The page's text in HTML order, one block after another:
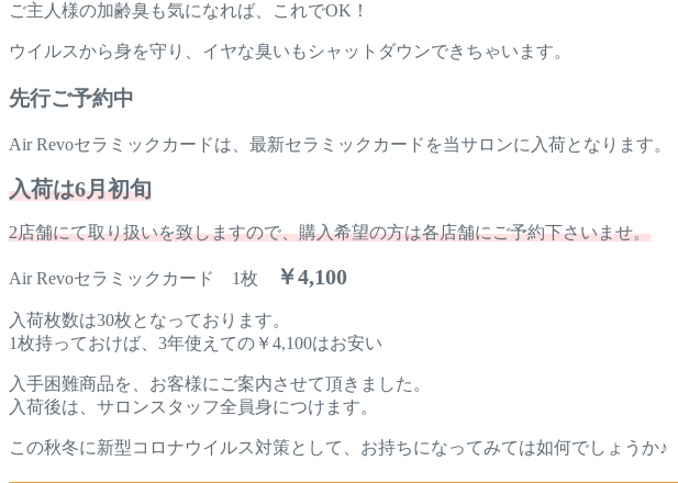
ご主人様の加齢臭も気になれば、これでOK！
ウイルスから身を守り、イヤな臭いもシャットダウンできちゃいます。
先行ご予約中
Air Revoセラミックカードは、最新セラミックカードを当サロンに入荷となります。
入荷は6月初旬
2店舗にて取り扱いを致しますので、購入希望の方は各店舗にご予約下さいませ。
Air Revoセラミックカード 1枚 ￥4,100
入荷枚数は30枚となっております。
1枚持っておけば、3年使えての￥4,100はお安い
入手困難商品を、お客様にご案内させて頂きました。
入荷後は、サロンスタッフ全員身につけます。
この秋冬に新型コロナウイルス対策として、お持ちになってみては如何でしょうか♪